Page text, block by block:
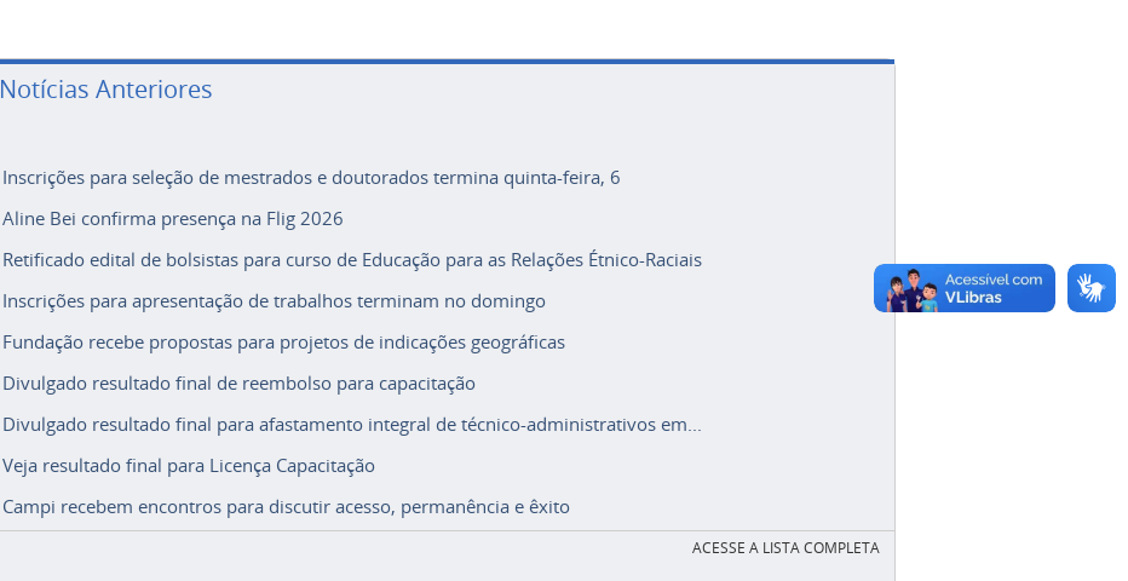
Notícias Anteriores
Inscrições para seleção de mestrados e doutorados termina quinta-feira, 6
Aline Bei confirma presença na Flig 2026
Retificado edital de bolsistas para curso de Educação para as Relações Étnico-Raciais
Inscrições para apresentação de trabalhos terminam no domingo
Fundação recebe propostas para projetos de indicações geográficas
Divulgado resultado final de reembolso para capacitação
Divulgado resultado final para afastamento integral de técnico-administrativos em...
Veja resultado final para Licença Capacitação
Campi recebem encontros para discutir acesso, permanência e êxito
ACESSE A LISTA COMPLETA